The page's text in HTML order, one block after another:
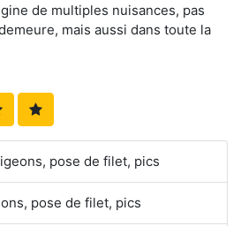
de multiples nuisances, pas
mais aussi dans toute la
pose de filet, pics
pose de filet, pics